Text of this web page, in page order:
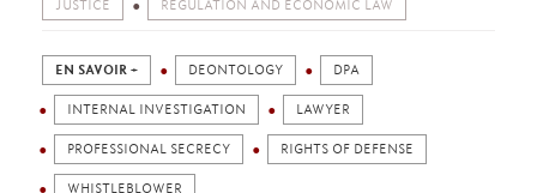
JUSTICE REGULATION AND ECONOMIC LAW
EN SAVOIR + DEONTOLOGY DPA
INTERNAL INVESTIGATION LAWYER
PROFESSIONAL SECRECY RIGHTS OF DEFENSE
WHISTLEBLOWER